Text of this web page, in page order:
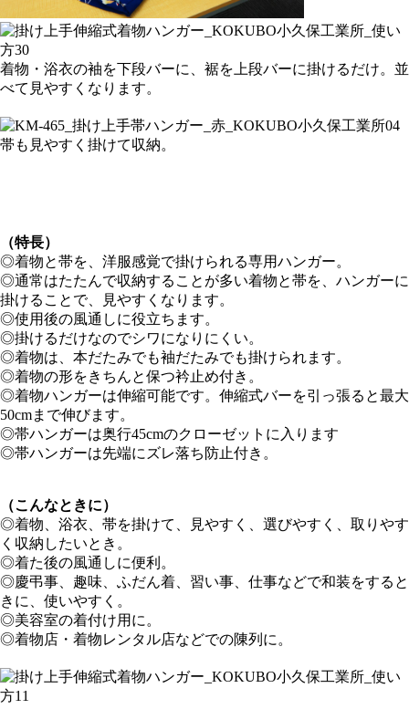
着物・浴衣の袖を下段バーに、裾を上段バーに掛けるだけ。並
べて見やすくなります。
帯も見やすく掛けて収納。
（特長）
◎着物と帯を、洋服感覚で掛けられる専用ハンガー。
◎通常はたたんで収納することが多い着物と帯を、ハンガーに
掛けることで、見やすくなります。
◎使用後の風通しに役立ちます。
◎掛けるだけなのでシワになりにくい。
◎着物は、本だたみでも袖だたみでも掛けられます。
◎着物の形をきちんと保つ衿止め付き。
◎着物ハンガーは伸縮可能です。伸縮式バーを引っ張ると最大
50cmまで伸びます。
◎帯ハンガーは奥行45cmのクローゼットに入ります
◎帯ハンガーは先端にズレ落ち防止付き。
（こんなときに）
◎着物、浴衣、帯を掛けて、見やすく、選びやすく、取りやす
く収納したいとき。
◎着た後の風通しに便利。
◎慶弔事、趣味、ふだん着、習い事、仕事などで和装をすると
きに、使いやすく。
◎美容室の着付け用に。
◎着物店・着物レンタル店などでの陳列に。